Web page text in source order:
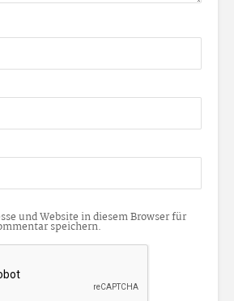
und Website in diesem Browser für
speichern.